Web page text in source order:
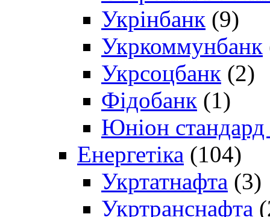
Укрінбанк (9)
Укркоммунбанк
Укрсоцбанк (2)
Фідобанк (1)
Юніон стандард
Енергетіка (104)
Укртатнафта (3)
Укртранснафта